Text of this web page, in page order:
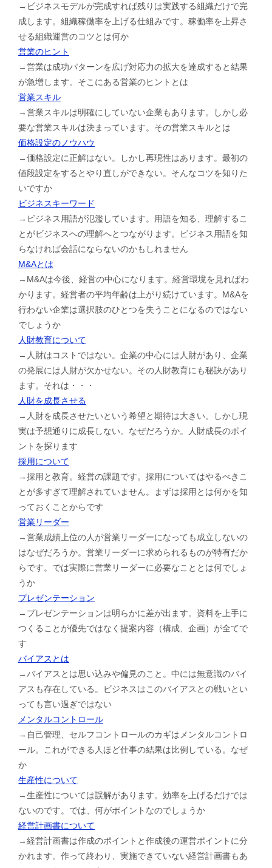
→ビジネスモデルが完成すれば残りは実践する組織だけで完
成します。組織稼働率を上げる仕組みです。稼働率を上昇さ
せる組織運営のコツとは何か
営業のヒント
→営業は成功パターンを広げ対応力の拡大を達成すると結果
が急増します。そこにある営業のヒントとは
営業スキル
→営業スキルは明確にしていない企業もあります。しかし必
要な営業スキルは決まっています。その営業スキルとは
価格設定のノウハウ
→価格設定に正解はない。しかし再現性はあります。最初の
値段設定をするとやり直しができない。そんなコツを知りた
いですか
ビジネスキーワード
→ビジネス用語が氾濫しています。用語を知る、理解するこ
とがビジネスへの理解へとつながります。ビジネス用語を知
らなければ会話にならないのかもしれません
M&Aとは
→M&Aは今後、経営の中心になります。経営環境を見ればわ
かります。経営者の平均年齢は上がり続けています。M&Aを
行わない企業は選択肢のひとつを失うことになるのではない
でしょうか
人財教育について
→人財はコストではない。企業の中心には人財があり、企業
の発展には人財が欠かせない。その人財教育にも秘訣があり
ます。それは・・・
人財を成長させる
→人財を成長させたいという希望と期待は大きい。しかし現
実は予想通りに成長しない。なぜだろうか。人財成長のポイ
ントを探ります
採用について
→採用と教育。経営の課題です。採用についてはやるべきこ
とが多すぎて理解されていません。まずは採用とは何かを知
っておくことからです
営業リーダー
→営業成績上位の人が営業リーダーになっても成立しないの
はなぜだろうか。営業リーダーに求められるものが特有だか
らです。では実際に営業リーダーに必要なこととは何でしょ
うか
プレゼンテーション
→プレゼンテーションは明らかに差が出ます。資料を上手に
つくることが優先ではなく提案内容（構成、企画）が全てで
す
バイアスとは
→バイアスとは思い込みや偏見のこと。中には無意識のバイ
アスも存在している。ビジネスはこのバイアスとの戦いとい
っても言い過ぎではない
メンタルコントロール
→自己管理、セルフコントロールのカギはメンタルコントロ
ール。これができる人ほど仕事の結果は比例している。なぜ
か
生産性について
→生産性については誤解があります。効率を上げるだけでは
ないのです。では、何がポイントなのでしょうか
経営計画書について
→経営計画書は作成のポイントと作成後の運営ポイントに分
かれます。作って終わり、実施できていない経営計画書もあ